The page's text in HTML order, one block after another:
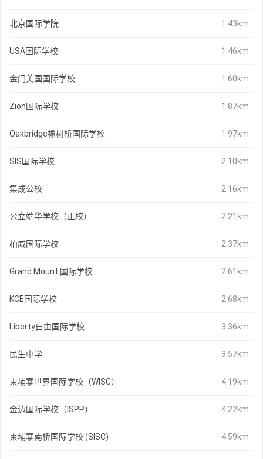
北京国际学院 1.43km
USA国际学校 1.46km
金门美国国际学校 1.60km
Zion国际学校 1.87km
Oakbridge橡树桥国际学校 1.97km
SIS国际学校 2.10km
集成公校 2.16km
公立端华学校（正校） 2.21km
柏威国际学校 2.37km
Grand Mount 国际学校 2.61km
KCE国际学校 2.68km
Liberty自由国际学校 3.36km
民生中学 3.57km
柬埔寨世界国际学校（WISC） 4.19km
金边国际学校（ISPP） 4.22km
柬埔寨南桥国际学校 (SISC) 4.59km